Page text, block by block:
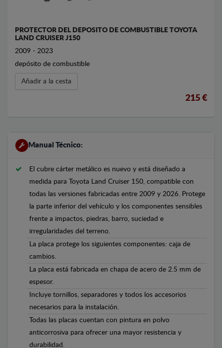
PROTECTOR DEL DEPOSITO DE COMBUSTIBLE TOYOTA
LAND CRUISER J150
2009 - 2023
depósito de combustible
Añadir a la cesta
215 €
Manual Técnico:
El cubre cárter metálico es nuevo y está diseñado a
medida para Toyota Land Cruiser 150, compatible con
todas las versiones fabricadas entre 2009 y 2026. Protege
la parte inferior del vehículo y los componentes sensibles
frente a impactos, piedras, barro, suciedad e
irregularidades del terreno.
La placa protege los siguientes componentes: caja de
cambios.
La placa está fabricada en chapa de acero de 2.5 mm de
espesor.
Incluye tornillos, separadores y todos los accesorios
necesarios para la instalación.
Todas las placas cuentan con pintura en polvo
anticorrosiva para ofrecer una mayor resistencia y
durabilidad.